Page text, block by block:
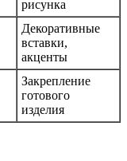
рисунка
Декоративные
вставки,
акценты
Закрепление
готового
изделия